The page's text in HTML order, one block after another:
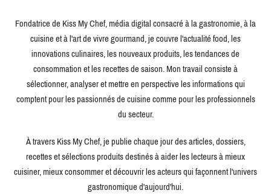
Fondatrice de Kiss My Chef, média digital consacré à la gastronomie, à la
cuisine et à l'art de vivre gourmand, je couvre l'actualité food, les
innovations culinaires, les nouveaux produits, les tendances de
consommation et les recettes de saison. Mon travail consiste à
sélectionner, analyser et mettre en perspective les informations qui
comptent pour les passionnés de cuisine comme pour les professionnels
du secteur.
À travers Kiss My Chef, je publie chaque jour des articles, dossiers,
recettes et sélections produits destinés à aider les lecteurs à mieux
cuisiner, mieux consommer et découvrir les acteurs qui façonnent l'univers
gastronomique d'aujourd'hui.